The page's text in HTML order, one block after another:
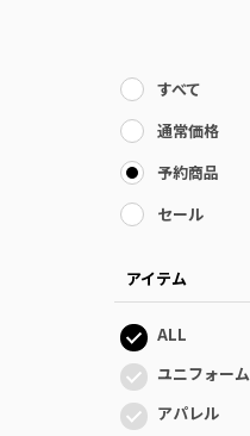
すべて
通常価格
予約商品
セール
アイテム
ALL
ユニフォーム
アパレル